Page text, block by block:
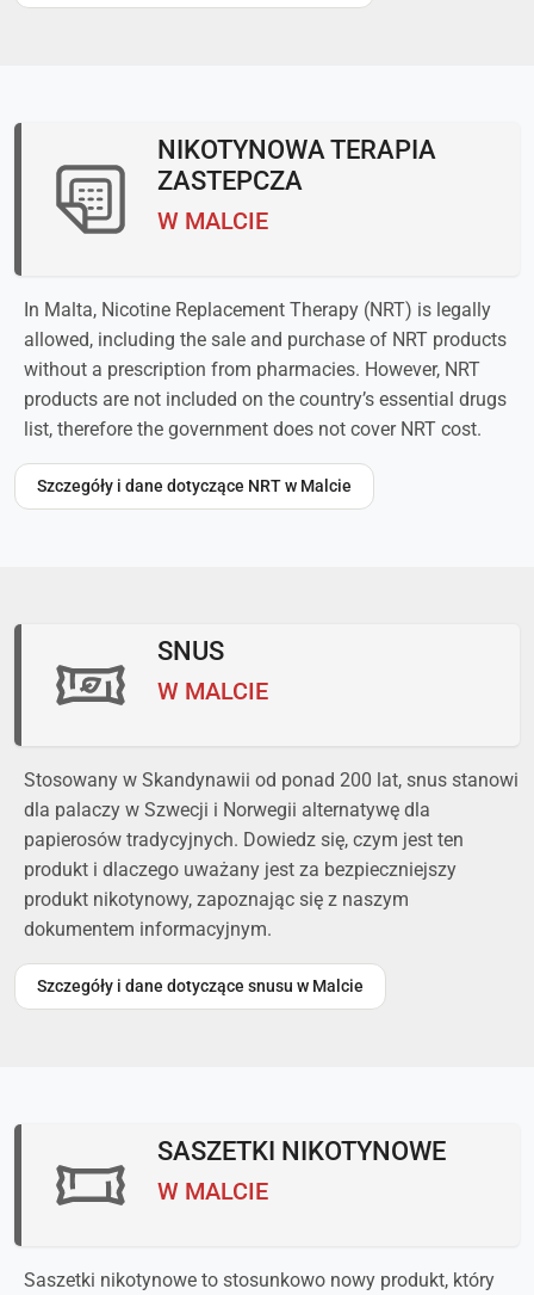
NIKOTYNOWA TERAPIA
ZASTEPCZA
W MALCIE
In Malta, Nicotine Replacement Therapy (NRT) is legally
allowed, including the sale and purchase of NRT products
without a prescription from pharmacies. However, NRT
products are not included on the country’s essential drugs
list, therefore the government does not cover NRT cost.
Szczegóły i dane dotyczące NRT w Malcie
SNUS
W MALCIE
Stosowany w Skandynawii od ponad 200 lat, snus stanowi
dla palaczy w Szwecji i Norwegii alternatywę dla
papierosów tradycyjnych. Dowiedz się, czym jest ten
produkt i dlaczego uważany jest za bezpieczniejszy
produkt nikotynowy, zapoznając się z naszym
dokumentem informacyjnym.
Szczegóły i dane dotyczące snusu w Malcie
SASZETKI NIKOTYNOWE
W MALCIE
Saszetki nikotynowe to stosunkowo nowy produkt, który